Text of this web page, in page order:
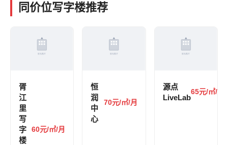
同价位写字楼推荐
胥
江
里
写
字
楼
60元/㎡/月
恒
润
中
心
70元/㎡/月
源点
LiveLab
65元/㎡/月